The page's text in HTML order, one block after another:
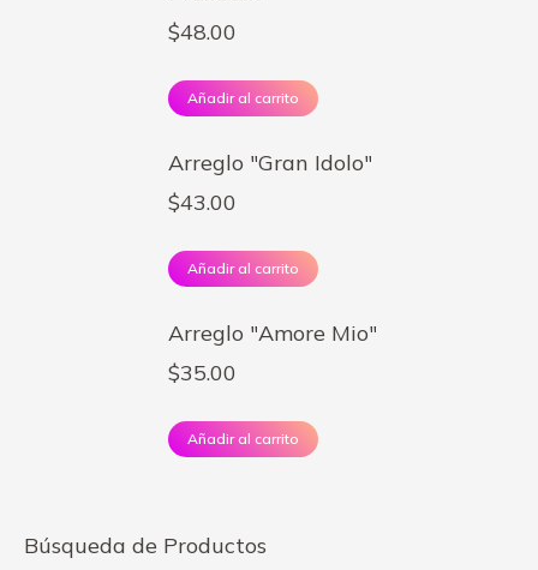
$48.00
Añadir al carrito
Arreglo "Gran Idolo"
$43.00
Añadir al carrito
Arreglo "Amore Mio"
$35.00
Añadir al carrito
Búsqueda de Productos